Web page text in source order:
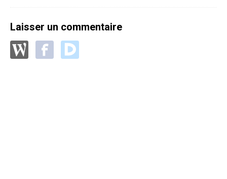
Laisser un commentaire